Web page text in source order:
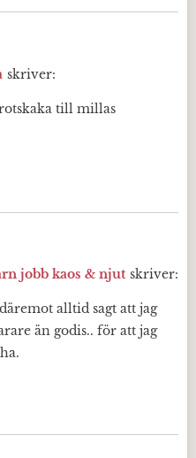
skriver:
till millas
jobb kaos & njut skriver:
alltid sagt att jag
än godis.. för att jag